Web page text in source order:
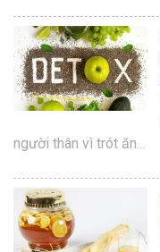
người thân vì trót ăn…